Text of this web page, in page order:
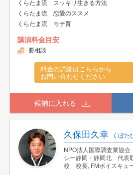
くらたま流 スッキリ生きる方法
くらたま流 恋愛のススメ
くらたま流 モテ育
講演料金目安
要相談
料金の詳細はこちらから
お問い合わせください
候補に入れる
久保田久幸 くぼた
NPO法人国際調査業協
シー静岡・静岡北 代表
校 校長, FMボイスキュ